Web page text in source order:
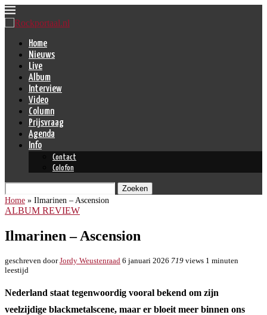
Home
Nieuws
Live
Album
Interview
Video
Column
Prijsvraag
Agenda
Info
Contact
Colofon
Zoeken
Home » Ilmarinen – Ascension
ALBUM REVIEW
Ilmarinen – Ascension
geschreven doorJordy Weustenraad 6 januari 2026 719 views 1 minuten
leestijd
Nederland staat tegenwoordig vooral bekend om zijn
veelzijdige blackmetalscene, maar er bloeit meer binnen ons